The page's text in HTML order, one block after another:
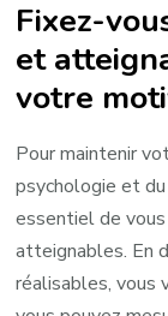
Fixez-
et
votre
Pour maintenir
psychologie et
essentiel de
atteignables. En
réalisables, vous